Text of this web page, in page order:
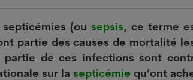
septicémies (ou sepsis, ce terme
partie des causes de mortalité
partie de ces infections sont
sur la septicémie qu’ont